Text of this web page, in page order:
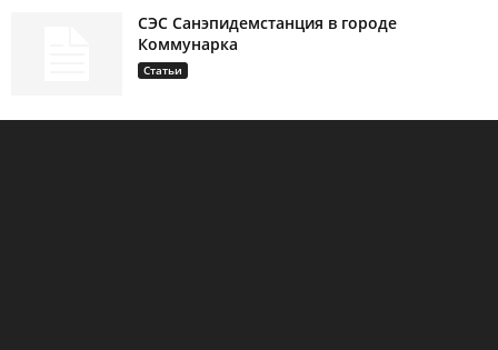
СЭС Санэпидемстанция в городе
Коммунарка
Статьи